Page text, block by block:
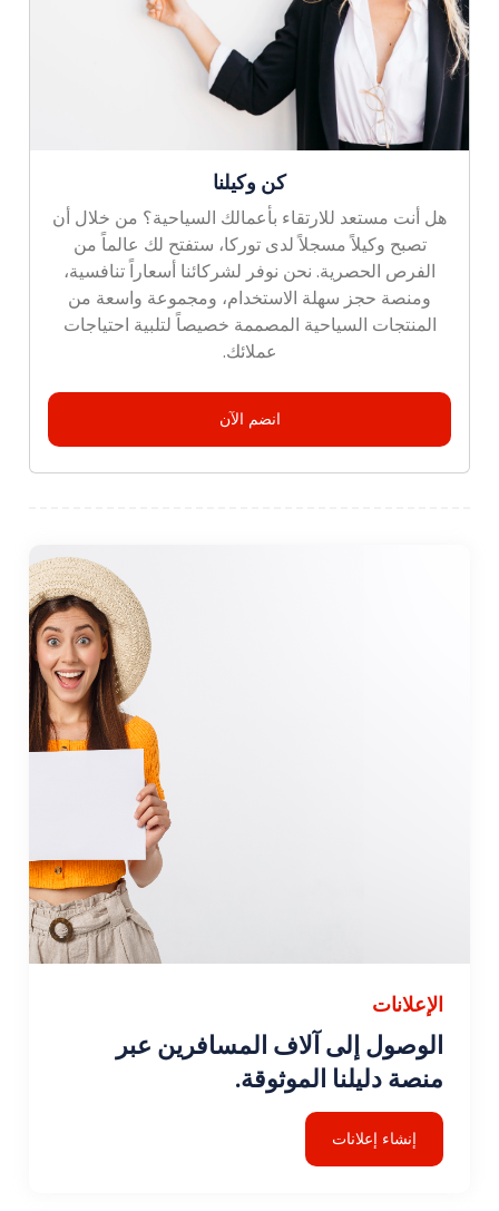
كن وكيلنا
هل أنت مستعد للارتقاء بأعمالك السياحية؟ من خلال أن
تصبح وكيلاً مسجلاً لدى توركا، ستفتح لك عالماً من
الفرص الحصرية. نحن نوفر لشركائنا أسعاراً تنافسية،
ومنصة حجز سهلة الاستخدام، ومجموعة واسعة من
المنتجات السياحية المصممة خصيصاً لتلبية احتياجات
عملائك.
انضم الآن
الإعلانات
الوصول إلى آلاف المسافرين عبر
منصة دليلنا الموثوقة.
إنشاء إعلانات